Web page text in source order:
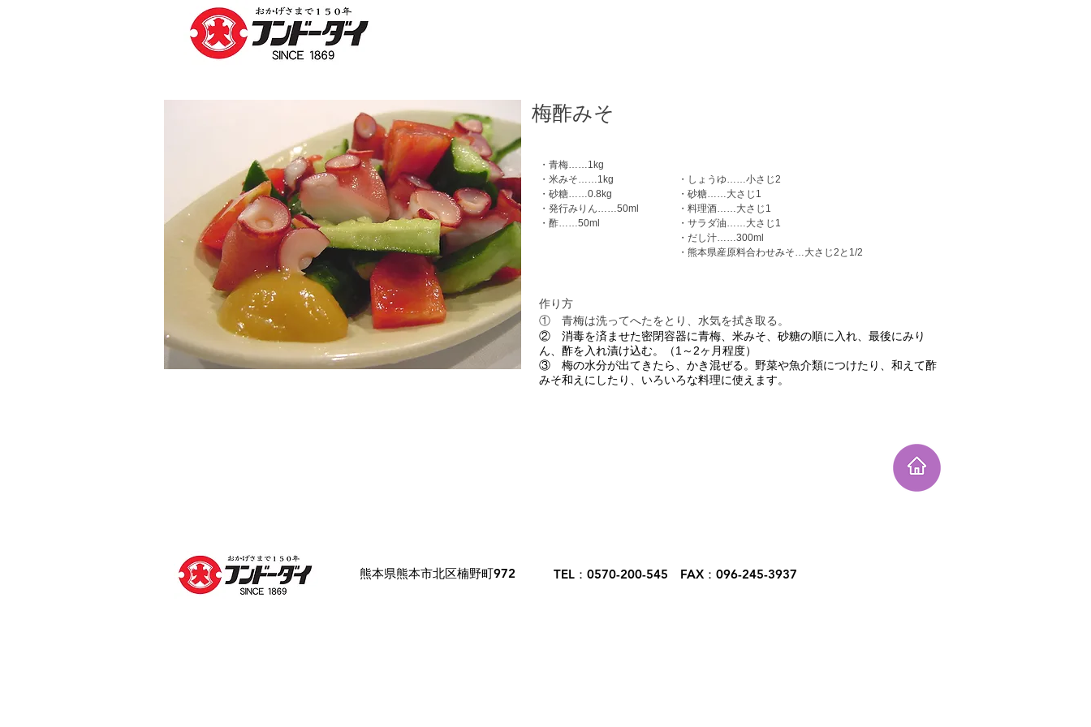
梅酢みそ
・青梅……1kg
​・米みそ……1kg
・砂糖……0.8kg
・発行みりん……50ml
・酢……50ml
・しょうゆ……小さじ2
・砂糖……大さじ1
・料理酒……大さじ1
・サラダ油……大さじ1
・だし汁……300ml
・熊本県産原料合わせみそ…大さじ2と1/2
作り方
① 青梅は洗ってへたをとり、水気を拭き取る。
② 消毒を済ませた密閉容器に青梅、米みそ、砂糖の順に入れ、最後にみり
ん、酢を入れ漬け込む。（1～2ヶ月程度）
③ 梅の水分が出てきたら、かき混ぜる。野菜や魚介類につけたり、和えて酢
みそ和えにしたり、いろいろな料理に使えます。
熊本県熊本市北区楠野町972 TEL：0570-200-545 FAX：096-245-3937